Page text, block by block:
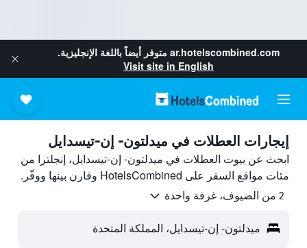
ar.hotelscombined.com متوفر أيضاً باللغة الإنجليزية.
Visit site in English
إيجارات العطلات في ميدلتون- إن-تيسدايل
ابحث عن بيوت العطلات في ميدلتون- إن-تيسدايل، إنجلترا من
مئات مواقع السفر على HotelsCombined وقارن بينها ووفّر.
2 من الضيوف، غرفة واحدة
ميدلتون- إن-تيسدايل، المملكة المتحدة